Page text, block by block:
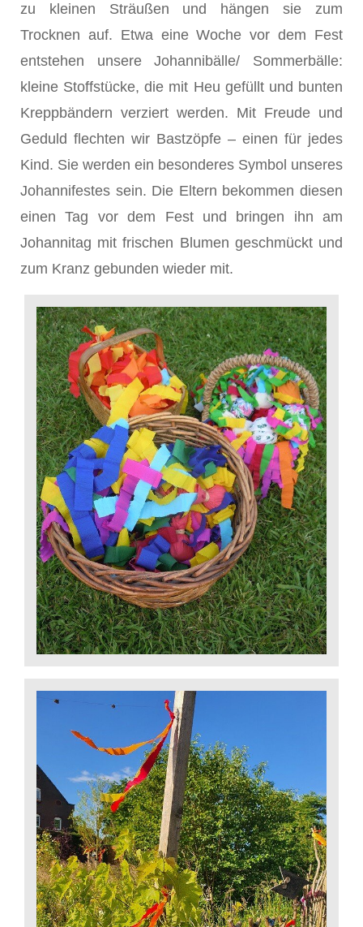
zu kleinen Sträußen und hängen sie zum
Trocknen auf. Etwa eine Woche vor dem Fest
entstehen unsere Johannibälle/ Sommerbälle:
kleine Stoffstücke, die mit Heu gefüllt und bunten
Kreppbändern verziert werden. Mit Freude und
Geduld flechten wir Bastzöpfe – einen für jedes
Kind. Sie werden ein besonderes Symbol unseres
Johannifestes sein. Die Eltern bekommen diesen
einen Tag vor dem Fest und bringen ihn am
Johannitag mit frischen Blumen geschmückt und
zum Kranz gebunden wieder mit.